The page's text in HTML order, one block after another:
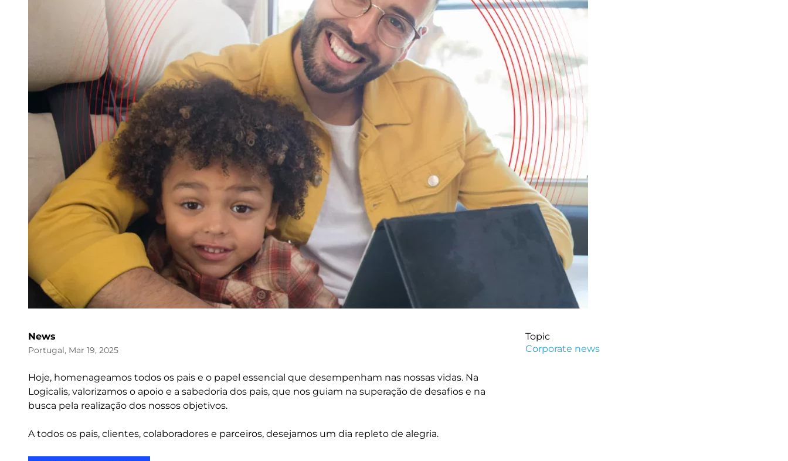
News
Portugal, Mar 19, 2025
Hoje, homenageamos todos os pais e o papel essencial que desempenham nas nossas vidas. Na
Logicalis, valorizamos o apoio e a sabedoria dos pais, que nos guiam na superação de desafios e na
busca pela realização dos nossos objetivos.
A todos os pais, clientes, colaboradores e parceiros, desejamos um dia repleto de alegria.
Topic
Corporate news